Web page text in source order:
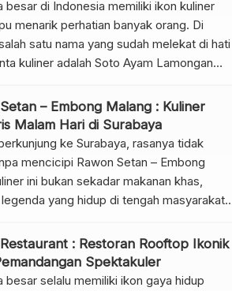
besar di Indonesia memiliki ikon kuliner
menarik perhatian banyak orang. Di
satu nama yang sudah melekat di hati
kuliner adalah Soto Ayam Lamongan
kuliner wajib bagi warga lokal
Tidak hanya karena rasa sotonya
dan […]
– Embong Malang : Kuliner
Malam Hari di Surabaya
ke Surabaya, rasanya tidak
mencicipi Rawon Setan – Embong
ini bukan sekadar makanan khas,
yang hidup di tengah masyarakat.
dipadati pengunjung dari berbagai
dari warga lokal hingga wisatawan
semua rela mengantre demi […]
: Restoran Rooftop Ikonik
Spektakuler
besar selalu memiliki ikon gaya hidup